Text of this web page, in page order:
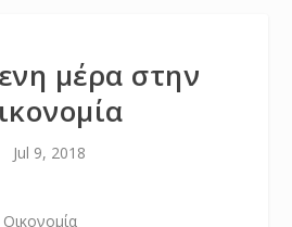
μέρα στην
Jul 9, 2018